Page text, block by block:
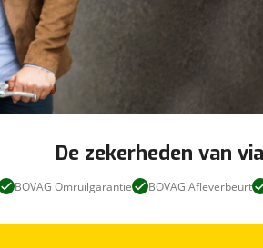
De zekerheden van
BOVAG Omruilgarantie BOVAG Afleverbeurt